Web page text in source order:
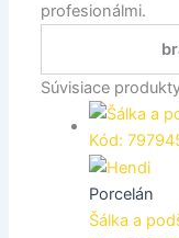
profesionálmi.
Súvisiace
Porcelán
Šálka ​​a